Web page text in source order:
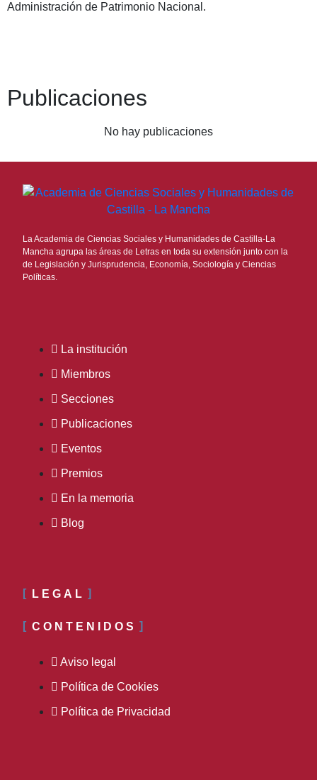
Administración de Patrimonio Nacional.
Publicaciones
No hay publicaciones
La Academia de Ciencias Sociales y Humanidades de Castilla-La
Mancha agrupa las áreas de Letras en toda su extensión junto con la
de Legislación y Jurisprudencia, Economía, Sociología y Ciencias
Políticas.
La institución
Miembros
Secciones
Publicaciones
Eventos
Premios
En la memoria
Blog
LEGAL
CONTENIDOS
Aviso legal
Política de Cookies
Política de Privacidad